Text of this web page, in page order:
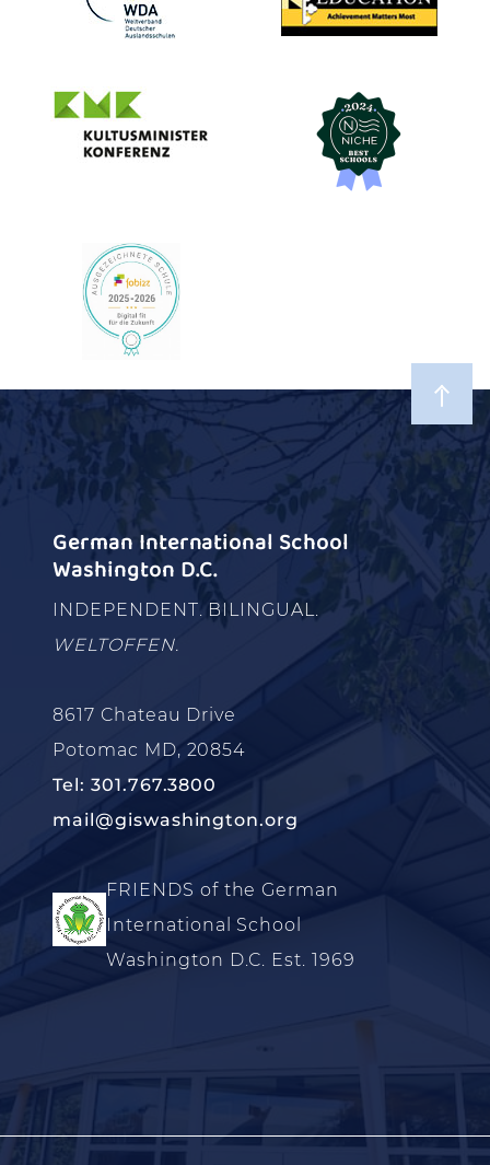
German International School
Washington D.C.
INDEPENDENT. BILINGUAL.
WELTOFFEN.
8617 Chateau Drive
Potomac MD, 20854
Tel: 301.767.3800
mail@giswashington.org
FRIENDS of the German
International School
Washington D.C. Est. 1969